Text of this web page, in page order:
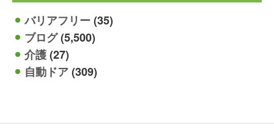
バリアフリー(35)
ブログ(5,500)
介護(27)
自動ドア(309)